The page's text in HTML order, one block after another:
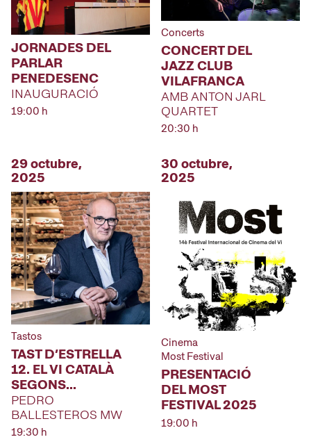
JORNADES DEL
PARLAR
PENEDESENC
INAUGURACIÓ
19:00 h
Concerts
CONCERT DEL
JAZZ CLUB
VILAFRANCA
AMB ANTON JARL
QUARTET
20:30 h
29 octubre,
2025
Tastos
TAST D’ESTRELLA
12. EL VI CATALÀ
SEGONS…
PEDRO
BALLESTEROS MW
19:30 h
30 octubre,
2025
Cinema
Most Festival
PRESENTACIÓ
DEL MOST
FESTIVAL 2025
19:00 h